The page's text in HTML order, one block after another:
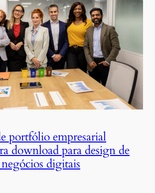
portfólio empresarial
download para design de
digitais